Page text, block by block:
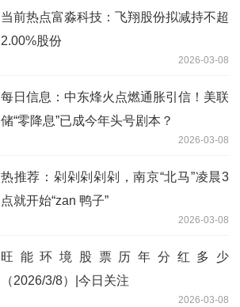
当前热点富淼科技：飞翔股份拟减持不超
2.00%股份
2026-03-08
每日信息：中东烽火点燃通胀引信！美联
储“零降息”已成今年头号剧本？
2026-03-08
热推荐：剁剁剁剁剁，南京“北马”凌晨3
点就开始“zan 鸭子”
2026-03-08
旺能环境股票历年分红多少
（2026/3/8）|今日关注
2026-03-08